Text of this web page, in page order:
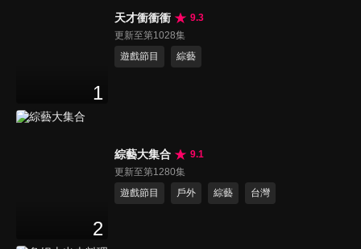
1
天才衝衝衝
9.3
更新至第1028集
遊戲節目
綜藝
2
綜藝大集合
9.1
更新至第1280集
遊戲節目
戶外 綜藝 台灣